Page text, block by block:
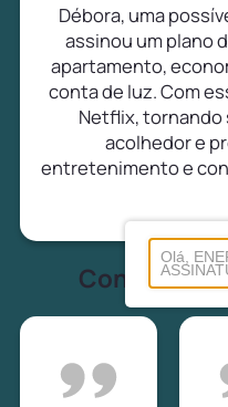
Débora, uma
assinou um plano
apartamento,
conta de luz. Com
Netflix, tornando
acolhedor e
entretenimento e
Conheça